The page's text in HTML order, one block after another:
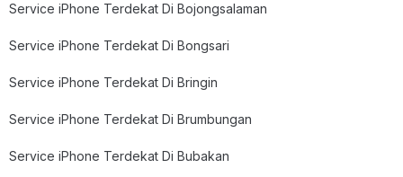
Service iPhone Terdekat Di Bojongsalaman
Service iPhone Terdekat Di Bongsari
Service iPhone Terdekat Di Bringin
Service iPhone Terdekat Di Brumbungan
Service iPhone Terdekat Di Bubakan